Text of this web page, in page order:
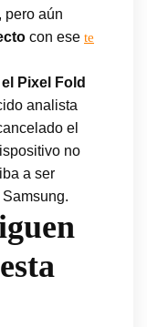
pero aún
con ese te
el Pixel Fold
analista
el
no
a ser